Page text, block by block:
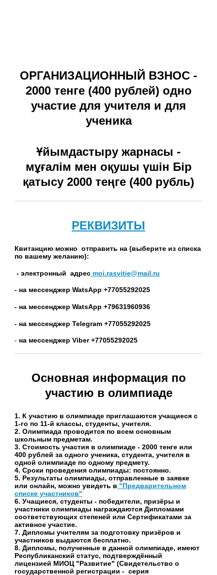
ОРГАНИЗАЦИОННЫЙ ВЗНОС -
2000 тенге (400 рублей) одно
участие для учителя и для
ученика
Ұйымдастыру жарнасы -
мұғалім мен оқушы үшін Бір
қатысу 2000 теңге (400 рубль)
РЕКВИЗИТЫ
Квитанцию можно отправить на (выберите из списка
по вашему желанию):
- электронный адрес moi.rasvitie@mail.ru
- на мессенджер WatsApp +77055292025
- на мессенджер WatsApp +79631960936
- на мессенджер Telegram +77055292025
- на мессенджер Viber +77055292025
Основная информация по
участию в олимпиаде
1. К участию в олимпиаде приглашаются учащиеся с
1-го по 11-й классы, студенты, учителя.
2. Олимпиада проводится по всем основным
школьным предметам.
3. Стоимость участия в олимпиаде - 2000 тенге или
400 рублей за одного ученика, студента, учителя в
одной олимпиаде по одному предмету.
4. Сроки проведения олимпиады: постоянно.
5. Результаты олимпиады, отправленные в заявке
или онлайн, можно увидеть в "Предварительном
списке участников"
6. Учащиеся, студенты - победители, призёры и
участники олимпиады награждаются Дипломами
соответствующих степеней или Сертификатами за
активное участие.
7. Дипломы учителям за подготовку призёров и
участников выдаются бесплатно.
8. Дипломы, полученные в данной олимпиаде, имеют
Республиканский статус, подтверждённый
лицензией МИОЦ "Развитие" (Свидетельство о
государственной регистрации - серия